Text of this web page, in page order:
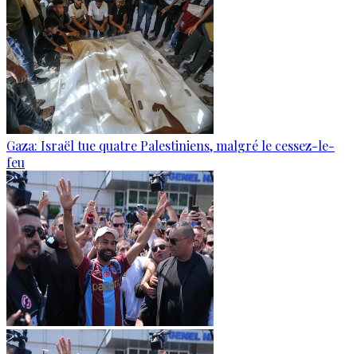
Gaza: Israël tue quatre Palestiniens, malgré le cessez-le-
feu